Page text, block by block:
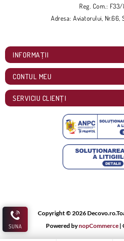
SUNA
Reg. Com.:
Adresa: Aviatorului, Nr.66,
INFORMAȚII
CONTUL MEU
SERVICIU CLIENȚI
Copyright © 2026
Powered bynopCommerce |